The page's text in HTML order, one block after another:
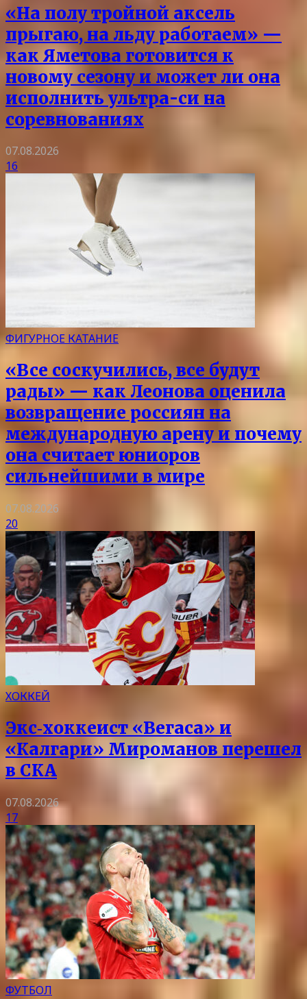
«На полу тройной аксель
прыгаю, на льду работаем» —
как Яметова готовится к
новому сезону и может ли она
исполнить ультра-си на
соревнованиях
07.08.2026
16
ФИГУРНОЕ КАТАНИЕ
«Все соскучились, все будут
рады» — как Леонова оценила
возвращение россиян на
международную арену и почему
она считает юниоров
сильнейшими в мире
07.08.2026
20
ХОККЕЙ
Экс‑хоккеист «Вегаса» и
«Калгари» Мироманов перешел
в СКА
07.08.2026
17
ФУТБОЛ